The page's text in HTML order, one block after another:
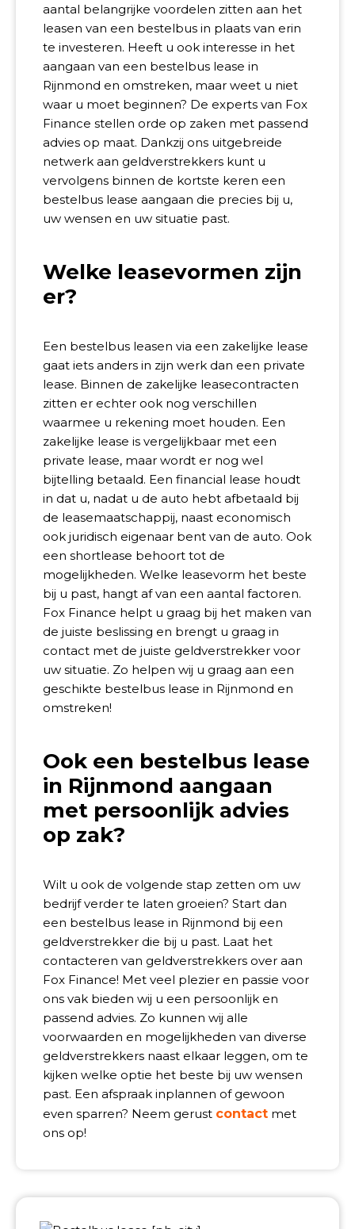
aantal belangrijke voordelen zitten aan het
leasen van een bestelbus in plaats van erin
te investeren. Heeft u ook interesse in het
aangaan van een bestelbus lease in
Rijnmond en omstreken, maar weet u niet
waar u moet beginnen? De experts van Fox
Finance stellen orde op zaken met passend
advies op maat. Dankzij ons uitgebreide
netwerk aan geldverstrekkers kunt u
vervolgens binnen de kortste keren een
bestelbus lease aangaan die precies bij u,
uw wensen en uw situatie past.
Welke leasevormen zijn
er?
Een bestelbus leasen via een zakelijke lease
gaat iets anders in zijn werk dan een private
lease. Binnen de zakelijke leasecontracten
zitten er echter ook nog verschillen
waarmee u rekening moet houden. Een
zakelijke lease is vergelijkbaar met een
private lease, maar wordt er nog wel
bijtelling betaald. Een financial lease houdt
in dat u, nadat u de auto hebt afbetaald bij
de leasemaatschappij, naast economisch
ook juridisch eigenaar bent van de auto. Ook
een shortlease behoort tot de
mogelijkheden. Welke leasevorm het beste
bij u past, hangt af van een aantal factoren.
Fox Finance helpt u graag bij het maken van
de juiste beslissing en brengt u graag in
contact met de juiste geldverstrekker voor
uw situatie. Zo helpen wij u graag aan een
geschikte bestelbus lease in Rijnmond en
omstreken!
Ook een bestelbus lease
in Rijnmond aangaan
met persoonlijk advies
op zak?
Wilt u ook de volgende stap zetten om uw
bedrijf verder te laten groeien? Start dan
een bestelbus lease in Rijnmond bij een
geldverstrekker die bij u past. Laat het
contacteren van geldverstrekkers over aan
Fox Finance! Met veel plezier en passie voor
ons vak bieden wij u een persoonlijk en
passend advies. Zo kunnen wij alle
voorwaarden en mogelijkheden van diverse
geldverstrekkers naast elkaar leggen, om te
kijken welke optie het beste bij uw wensen
past. Een afspraak inplannen of gewoon
even sparren? Neem gerust contact met
ons op!